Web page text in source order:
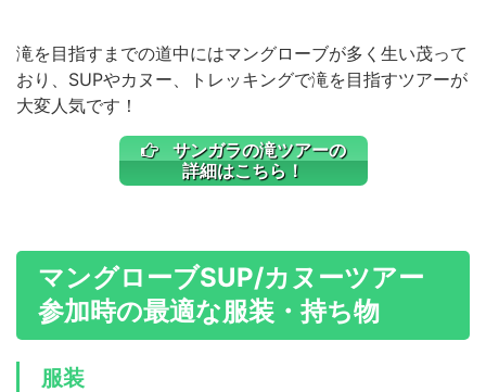
滝を目指すまでの道中にはマングローブが多く生い茂って
おり、SUPやカヌー、トレッキングで滝を目指すツアーが
大変人気です！
サンガラの滝ツアーの
詳細はこちら！
マングローブSUP/カヌーツアー
参加時の最適な服装・持ち物
服装